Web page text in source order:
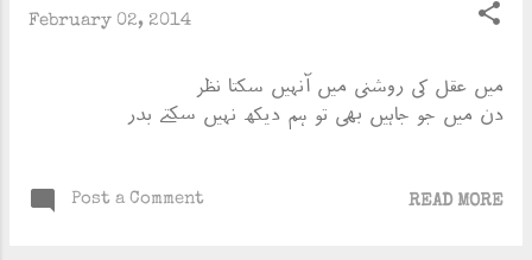
February 02, 2014
میں عقل کی روشنی میں آنہیں سکتا نظر
دن میں جو جاہیں بھی تو ہم دیکھ نہیں سکتے بدر
Post a Comment READ MORE